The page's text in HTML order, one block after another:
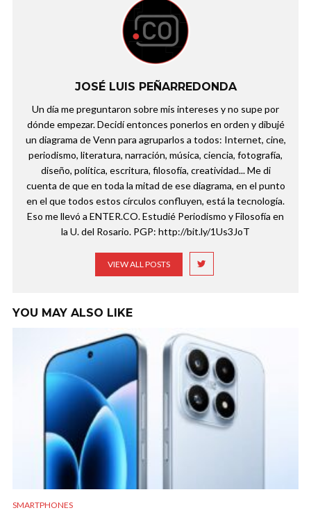
JOSÉ LUIS PEÑARREDONDA
Un día me preguntaron sobre mis intereses y no supe por
dónde empezar. Decidí entonces ponerlos en orden y dibujé
un diagrama de Venn para agruparlos a todos: Internet, cine,
periodismo, literatura, narración, música, ciencia, fotografía,
diseño, política, escritura, filosofía, creatividad... Me di
cuenta de que en toda la mitad de ese diagrama, en el punto
en el que todos estos círculos confluyen, está la tecnología.
Eso me llevó a ENTER.CO. Estudié Periodismo y Filosofía en
la U. del Rosario. PGP: http://bit.ly/1Us3JoT
VIEW ALL POSTS
YOU MAY ALSO LIKE
SMARTPHONES